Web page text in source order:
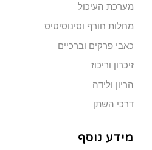
מערכת העיכול
מחלות חורף וסינוסיטיס
כאבי פרקים וברכיים
זיכרון וריכוז
הריון ולידה
דרכי השתן
מידע נוסף